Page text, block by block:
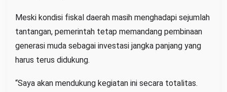
Meski kondisi fiskal daerah masih menghadapi sejumlah
tantangan, pemerintah tetap memandang pembinaan
generasi muda sebagai investasi jangka panjang yang
harus terus didukung.
“Saya akan mendukung kegiatan ini secara totalitas.